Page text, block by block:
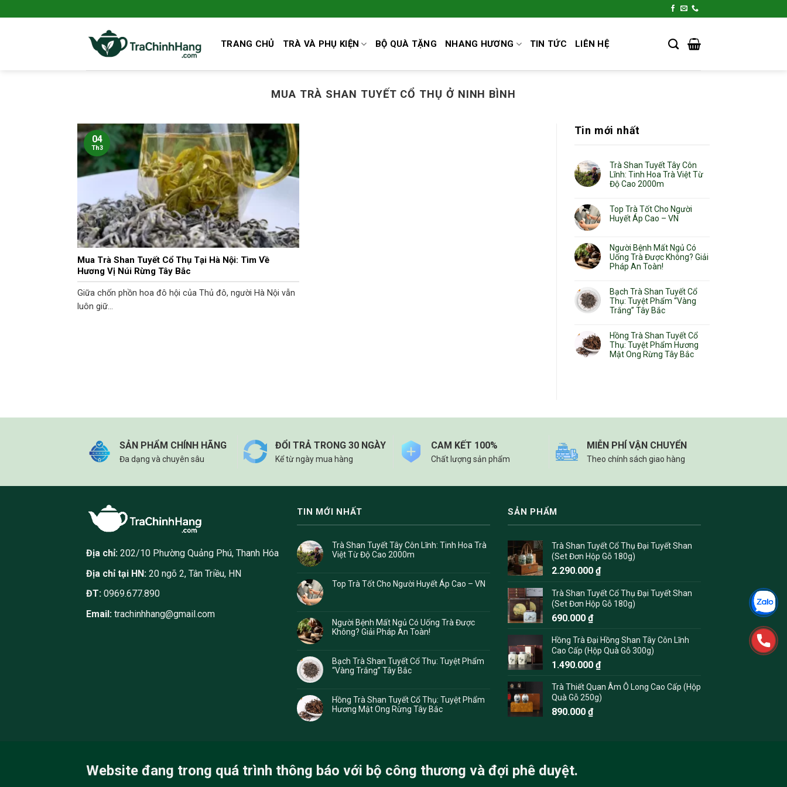
qua
TRANG CHỦ TRÀ VÀ PHỤ KIỆN BỘ QUÀ TẶNG NHANG HƯƠNG TIN TỨC LIÊN HỆ
MUA TRÀ SHAN TUYẾT CỔ THỤ Ở NINH BÌNH
Mua Trà Shan Tuyết Cổ Thụ Tại Hà Nội: Tìm Về
Hương Vị Núi Rừng Tây Bắc
Giữa chốn phồn hoa đô hội của Thủ đô, người Hà Nội vẫn
luôn giữ...
04
Th3
Tin mới nhất
Trà Shan Tuyết Tây Côn
Lĩnh: Tinh Hoa Trà Việt Từ
Độ Cao 2000m
Top Trà Tốt Cho Người
Huyết Áp Cao – VN
Người Bệnh Mất Ngủ Có
Uống Trà Được Không? Giải
Pháp An Toàn!
Bạch Trà Shan Tuyết Cổ
Thụ: Tuyệt Phẩm “Vàng
Trắng” Tây Bắc
Hồng Trà Shan Tuyết Cổ
Thụ: Tuyệt Phẩm Hương
Mật Ong Rừng Tây Bắc
SẢN PHẨM CHÍNH HÃNG
Đa dạng và chuyên sâu
ĐỔI TRẢ TRONG 30 NGÀY
Kể từ ngày mua hàng
CAM KẾT 100%
Chất lượng sản phẩm
MIỄN PHÍ VẬN CHUYỂN
Theo chính sách giao hàng
Địa chỉ: 202/10 Phường Quảng Phú, Thanh Hóa
Địa chỉ tại HN: 20 ngõ 2, Tân Triều, HN
ĐT: 0969.677.890
Email: trachinhhang@gmail.com
TIN MỚI NHẤT
Trà Shan Tuyết Tây Côn Lĩnh: Tinh Hoa Trà
Việt Từ Độ Cao 2000m
Top Trà Tốt Cho Người Huyết Áp Cao – VN
Người Bệnh Mất Ngủ Có Uống Trà Được
Không? Giải Pháp An Toàn!
Bạch Trà Shan Tuyết Cổ Thụ: Tuyệt Phẩm
“Vàng Trắng” Tây Bắc
Hồng Trà Shan Tuyết Cổ Thụ: Tuyệt Phẩm
Hương Mật Ong Rừng Tây Bắc
SẢN PHẨM
Trà Shan Tuyết Cổ Thụ Đại Tuyết Shan
(Set Đơn Hộp Gỗ 180g)
2.290.000 ₫
Trà Shan Tuyết Cổ Thụ Đại Tuyết Shan
(Set Đơn Hộp Gỗ 180g)
690.000 ₫
Hồng Trà Đại Hồng Shan Tây Côn Lĩnh
Cao Cấp (Hộp Quà Gỗ 300g)
1.490.000 ₫
Trà Thiết Quan Âm Ô Long Cao Cấp (Hộp
Quà Gỗ 250g)
890.000 ₫
Website đang trong quá trình thông báo với bộ công thương và đợi phê duyệt.